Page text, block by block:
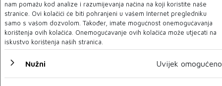
Rusi i Bjelorusi neće sudjelovati u paradi sportaša
Rusi i Bjelorusi neće sudjelovati u paradi sportaša na ceremoniji
otvaranja Olimpijskih igara u P...
nam pomažu kod analize i razumijevanja načina na koji koristite naše
stranice. Ovi kolačići će biti pohranjeni u vašem Internet pregledniku
samo s vašom dozvolom. Također, imate mogućnost onemogućavanja
korištenja ovih kolačića. Onemogućavanje ovih kolačića može utjecati na
iskustvo korištenja naših stranica.
Nužni Uvijek omogućeno